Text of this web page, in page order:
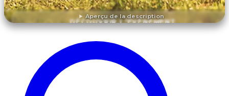
Aperçu de la description
DÉCOUVRIR L'ÉVÉNEMENT